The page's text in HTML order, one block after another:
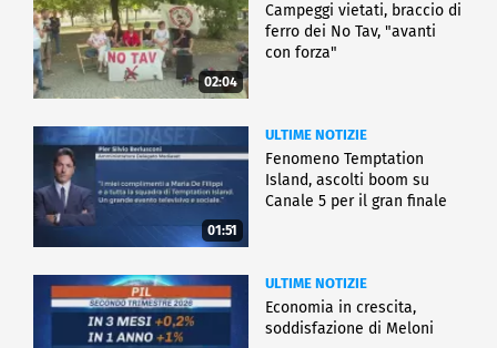
02:04
Campeggi vietati, braccio di
ferro dei No Tav, "avanti
con forza"
01:51
ULTIME NOTIZIE
Fenomeno Temptation
Island, ascolti boom su
Canale 5 per il gran finale
ULTIME NOTIZIE
Economia in crescita,
soddisfazione di Meloni